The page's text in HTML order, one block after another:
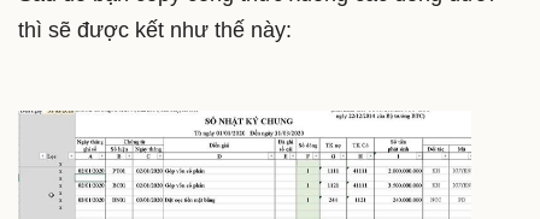
thì sẽ được kết như thế này: